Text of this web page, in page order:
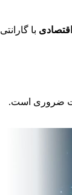
با گارانتی ۱ ساله انتخاب کنید.
ضروری است.